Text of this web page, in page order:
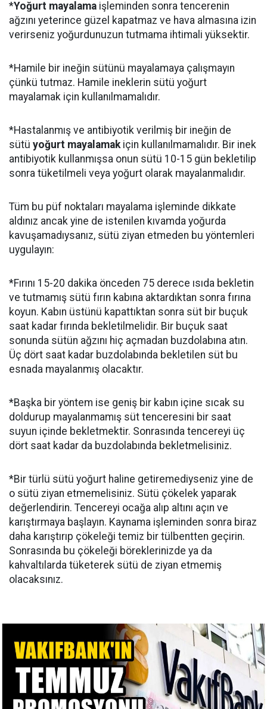
*Yoğurt mayalama işleminden sonra tencerenin
ağzını yeterince güzel kapatmaz ve hava almasına izin
verirseniz yoğurdunuzun tutmama ihtimali yüksektir.
*Hamile bir ineğin sütünü mayalamaya çalışmayın
çünkü tutmaz. Hamile ineklerin sütü yoğurt
mayalamak için kullanılmamalıdır.
*Hastalanmış ve antibiyotik verilmiş bir ineğin de
sütü yoğurt mayalamakiçin kullanılmamalıdır. Bir inek
antibiyotik kullanmışsa onun sütü 10-15 gün bekletilip
sonra tüketilmeli veya yoğurt olarak mayalanmalıdır.
Tüm bu püf noktaları mayalama işleminde dikkate
aldınız ancak yine de istenilen kıvamda yoğurda
kavuşamadıysanız, sütü ziyan etmeden bu yöntemleri
uygulayın:
*Fırını 15-20 dakika önceden 75 derece ısıda bekletin
ve tutmamış sütü fırın kabına aktardıktan sonra fırına
koyun. Kabın üstünü kapattıktan sonra süt bir buçuk
saat kadar fırında bekletilmelidir. Bir buçuk saat
sonunda sütün ağzını hiç açmadan buzdolabına atın.
Üç dört saat kadar buzdolabında bekletilen süt bu
esnada mayalanmış olacaktır.
*Başka bir yöntem ise geniş bir kabın içine sıcak su
doldurup mayalanmamış süt tenceresini bir saat
suyun içinde bekletmektir. Sonrasında tencereyi üç
dört saat kadar da buzdolabında bekletmelisiniz.
*Bir türlü sütü yoğurt haline getiremediyseniz yine de
o sütü ziyan etmemelisiniz. Sütü çökelek yaparak
değerlendirin. Tencereyi ocağa alıp altını açın ve
karıştırmaya başlayın. Kaynama işleminden sonra biraz
daha karıştırıp çökeleği temiz bir tülbentten geçirin.
Sonrasında bu çökeleği böreklerinizde ya da
kahvaltılarda tüketerek sütü de ziyan etmemiş
olacaksınız.